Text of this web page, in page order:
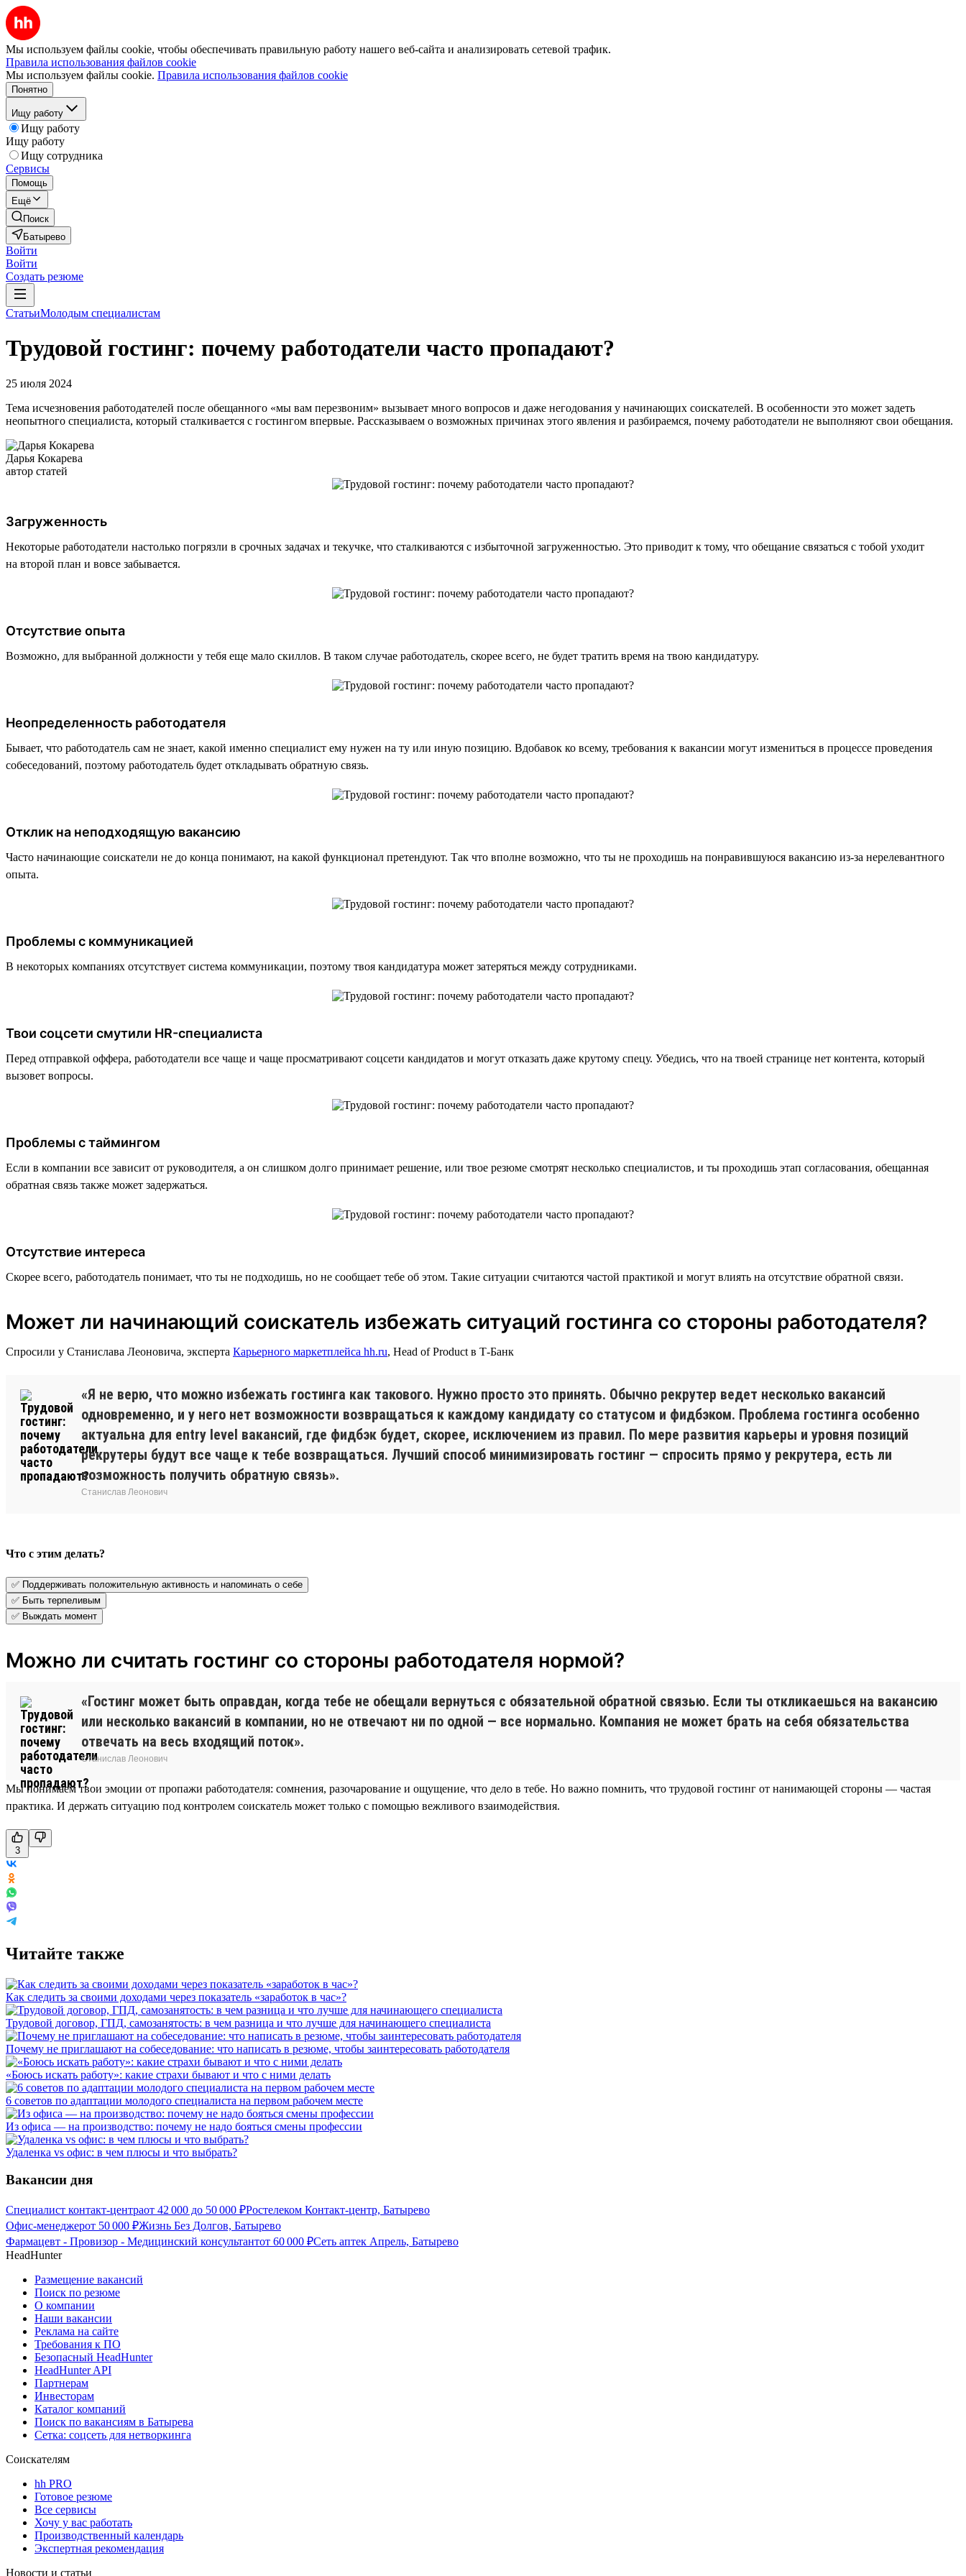
Мы используем файлы cookie, чтобы обеспечивать правильную работу нашего веб-сайта и анализировать сетевой трафик.
Правила использования файлов cookie
Мы используем файлы cookie. Правила использования файлов cookie
Понятно
Ищу работу
Ищу работу
Ищу работу
Ищу сотрудника
Сервисы
Помощь
Ещё
Поиск
Батырево
Войти
Войти
Создать резюме
СтатьиМолодым специалистам
Трудовой гостинг: почему работодатели часто пропадают?
25 июля 2024
Тема исчезновения работодателей после обещанного «мы вам перезвоним» вызывает много вопросов и даже негодования у начинающих соискателей. В особенности это может задеть
неопытного специалиста, который сталкивается с гостингом впервые. Рассказываем о возможных причинах этого явления и разбираемся, почему работодатели не выполняют свои обещания.
Дарья Кокарева
автор статей
Загруженность
Некоторые работодатели настолько погрязли в срочных задачах и текучке, что сталкиваются с избыточной загруженностью. Это приводит к тому, что обещание связаться с тобой уходит
на второй план и вовсе забывается.
Отсутствие опыта
Возможно, для выбранной должности у тебя еще мало скиллов. В таком случае работодатель, скорее всего, не будет тратить время на твою кандидатуру.
Неопределенность работодателя
Бывает, что работодатель сам не знает, какой именно специалист ему нужен на ту или иную позицию. Вдобавок ко всему, требования к вакансии могут измениться в процессе проведения
собеседований, поэтому работодатель будет откладывать обратную связь.
Отклик на неподходящую вакансию
Часто начинающие соискатели не до конца понимают, на какой функционал претендуют. Так что вполне возможно, что ты не проходишь на понравившуюся вакансию из-за нерелевантного
опыта.
Проблемы с коммуникацией
В некоторых компаниях отсутствует система коммуникации, поэтому твоя кандидатура может затеряться между сотрудниками.
Твои соцсети смутили HR-специалиста
Перед отправкой оффера, работодатели все чаще и чаще просматривают соцсети кандидатов и могут отказать даже крутому спецу. Убедись, что на твоей странице нет контента, который
вызовет вопросы.
Проблемы с таймингом
Если в компании все зависит от руководителя, а он слишком долго принимает решение, или твое резюме смотрят несколько специалистов, и ты проходишь этап согласования, обещанная
обратная связь также может задержаться.
Отсутствие интереса
Скорее всего, работодатель понимает, что ты не подходишь, но не сообщает тебе об этом. Такие ситуации считаются частой практикой и могут влиять на отсутствие обратной связи.
Может ли начинающий соискатель избежать ситуаций гостинга со стороны работодателя?
Спросили у Станислава Леоновича, эксперта Карьерного маркетплейса hh.ru, Head of Product в Т-Банк
«Я не верю, что можно избежать гостинга как такового. Нужно просто это принять. Обычно рекрутер ведет несколько вакансий
одновременно, и у него нет возможности возвращаться к каждому кандидату со статусом и фидбэком. Проблема гостинга особенно
актуальна для entry level вакансий, где фидбэк будет, скорее, исключением из правил. По мере развития карьеры и уровня позиций
рекрутеры будут все чаще к тебе возвращаться. Лучший способ минимизировать гостинг — спросить прямо у рекрутера, есть ли
возможность получить обратную связь».
Станислав Леонович
Что с этим делать?
✅ Поддерживать положительную активность и напоминать о себе
✅ Быть терпеливым
✅ Выждать момент
Можно ли считать гостинг со стороны работодателя нормой?
«Гостинг может быть оправдан, когда тебе не обещали вернуться с обязательной обратной связью. Если ты откликаешься на вакансию
или несколько вакансий в компании, но не отвечают ни по одной — все нормально. Компания не может брать на себя обязательства
отвечать на весь входящий поток».
Станислав Леонович
Мы понимаем твои эмоции от пропажи работодателя: сомнения, разочарование и ощущение, что дело в тебе. Но важно помнить, что трудовой гостинг от нанимающей стороны — частая
практика. И держать ситуацию под контролем соискатель может только с помощью вежливого взаимодействия.
3
Читайте также
Как следить за своими доходами через показатель «заработок в час»?
Трудовой договор, ГПД, самозанятость: в чем разница и что лучше для начинающего специалиста
Почему не приглашают на собеседование: что написать в резюме, чтобы заинтересовать работодателя
«Боюсь искать работу»: какие страхи бывают и что с ними делать
6 советов по адаптации молодого специалиста на первом рабочем месте
Из офиса — на производство: почему не надо бояться смены профессии
Удаленка vs офис: в чем плюсы и что выбрать?
Вакансии дня
Специалист контакт-центраот 42 000 до 50 000 ₽Ростелеком Контакт-центр, Батырево
Офис-менеджерот 50 000 ₽Жизнь Без Долгов, Батырево
Фармацевт - Провизор - Медицинский консультантот 60 000 ₽Сеть аптек Апрель, Батырево
HeadHunter
Размещение вакансий
Поиск по резюме
О компании
Наши вакансии
Реклама на сайте
Требования к ПО
Безопасный HeadHunter
HeadHunter API
Партнерам
Инвесторам
Каталог компаний
Поиск по вакансиям в Батырева
Сетка: соцсеть для нетворкинга
Соискателям
hh PRO
Готовое резюме
Все сервисы
Хочу у вас работать
Производственный календарь
Экспертная рекомендация
Новости и статьи